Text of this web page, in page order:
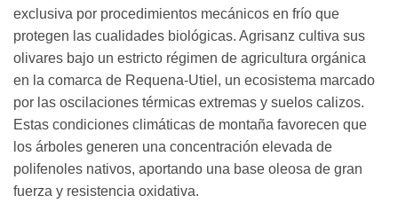
exclusiva por procedimientos mecánicos en frío que
protegen las cualidades biológicas. Agrisanz cultiva sus
olivares bajo un estricto régimen de agricultura orgánica
en la comarca de Requena-Utiel, un ecosistema marcado
por las oscilaciones térmicas extremas y suelos calizos.
Estas condiciones climáticas de montaña favorecen que
los árboles generen una concentración elevada de
polifenoles nativos, aportando una base oleosa de gran
fuerza y resistencia oxidativa.